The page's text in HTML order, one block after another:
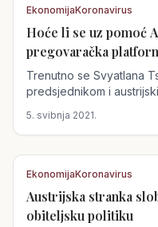
Austrija
EkonomijaKoronavirus
Hoće li se uz pomoć
pregovaračka
režimom?
Trenutno se Svyatlana
predsjednikom i
5. svibnja 2021.
Austrija
EkonomijaKoronavirus
Austrijska stranka
obiteljsku politiku